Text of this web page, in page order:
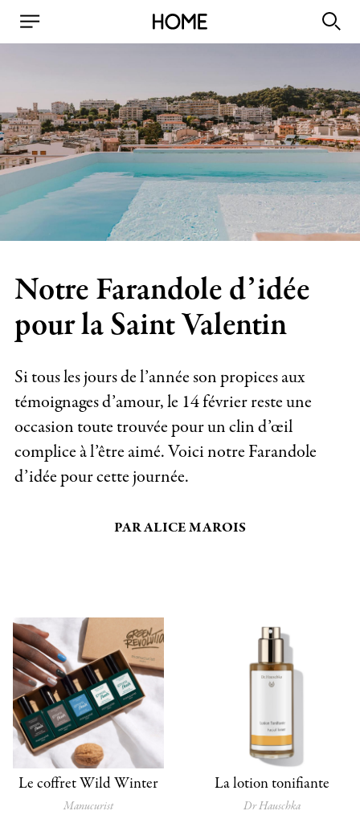
Notre Farandole d’idée
pour la Saint Valentin
Si tous les jours de l’année son propices aux
témoignages d’amour, le 14 février reste une
occasion toute trouvée pour un clin d’œil
complice à l’être aimé. Voici notre Farandole
d’idée pour cette journée.
PAR ALICE MAROIS
Le coffret Wild Winter
Manucurist
La lotion tonifiante
Dr Hauschka